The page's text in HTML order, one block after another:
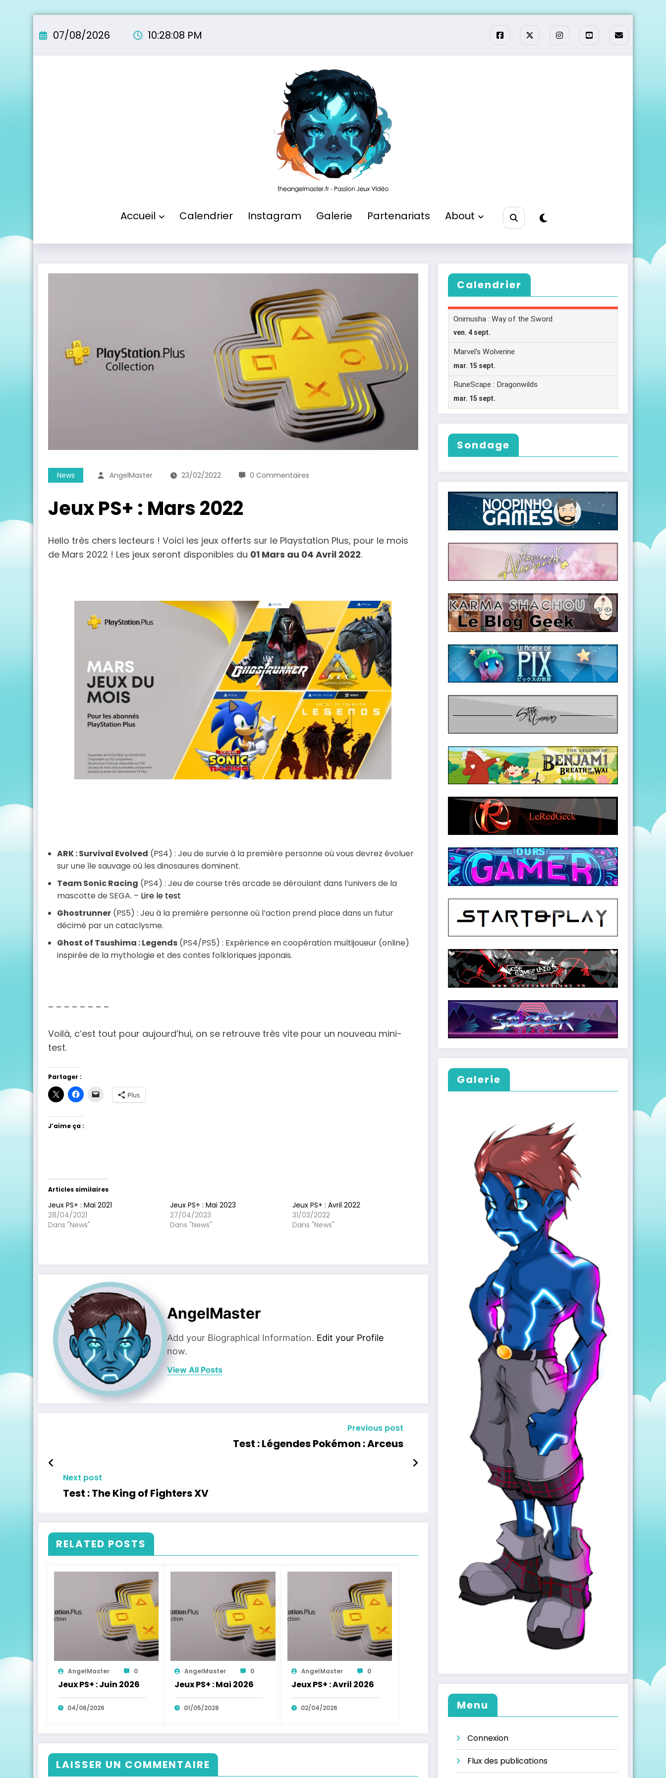
au
07/08/2026 10:28:09 PM
Accueil Calendrier Instagram Galerie Partenariats About
News AngelMaster 23/02/2022 0 Commentaires
Jeux PS+ : Mars 2022
Hello très chers lecteurs ! Voici les jeux offerts sur le Playstation Plus, pour le mois
de Mars 2022 ! Les jeux seront disponibles du 01 Mars au 04 Avril 2022.
ARK: Survival Evolved (PS4) : Jeu de survie à la première personne où vous devrez évoluer
sur une île sauvage où les dinosaures dominent.
Team Sonic Racing (PS4) : Jeu de course très arcade se déroulant dans l’univers de la
mascotte de SEGA. – Lire le test
Ghostrunner (PS5) : Jeu à la première personne où l’action prend place dans un futur
décimé par un cataclysme.
Ghost of Tsushima : Legends (PS4/PS5) : Expérience en coopération multijoueur (online)
inspirée de la mythologie et des contes folkloriques japonais.
– – – – – – – –
Voilà, c’est tout pour aujourd’hui, on se retrouve très vite pour un nouveau mini-
test.
Partager :
Plus
J’aime ça :
Articles similaires
Jeux PS+ : Mai 2021
28/04/2021
Dans "News"
Jeux PS+ : Mai 2023
27/04/2023
Dans "News"
Jeux PS+ : Avril 2022
31/03/2022
Dans "News"
AngelMaster
Add your Biographical Information. Edit your Profile
now.
View All Posts
Previous post
Test : Légendes Pokémon : Arceus
Next post
Test : The King of Fighters XV
RELATED POSTS
AngelMaster 0
Jeux PS+ : Juin 2026
04/06/2026
AngelMaster 0
Jeux PS+ : Mai 2026
01/05/2026
AngelMaster 0
Jeux PS+ : Avril 2026
02/04/2026
LAISSER UN COMMENTAIRE
Calendrier
Sondage
Galerie
Menu
Connexion
Flux des publications